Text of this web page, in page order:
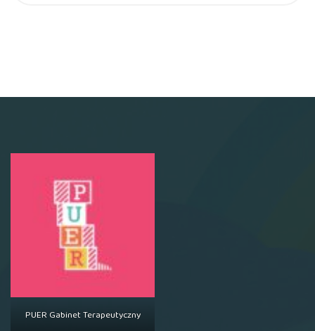
PUER Gabinet Terapeutyczny